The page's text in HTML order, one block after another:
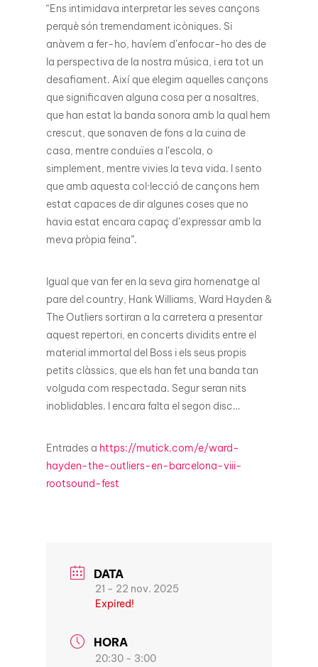
“Ens intimidava interpretar les seves cançons
perquè són tremendament icòniques. Si
anàvem a fer-ho, havíem d’enfocar-ho des de
la perspectiva de la nostra música, i era tot un
desafiament. Així que elegim aquelles cançons
que significaven alguna cosa per a nosaltres,
que han estat la banda sonora amb la qual hem
crescut, que sonaven de fons a la cuina de
casa, mentre conduïes a l’escola, o
simplement, mentre vivies la teva vida. I sento
que amb aquesta col·lecció de cançons hem
estat capaces de dir algunes coses que no
havia estat encara capaç d’expressar amb la
meva pròpia feina”.
Igual que van fer en la seva gira homenatge al
pare del country, Hank Williams, Ward Hayden &
The Outliers sortiran a la carretera a presentar
aquest repertori, en concerts dividits entre el
material immortal del Boss i els seus propis
petits clàssics, que els han fet una banda tan
volguda com respectada. Segur seran nits
inoblidables. I encara falta el segon disc…
Entrades a https://mutick.com/e/ward-
hayden-the-outliers-en-barcelona-viii-
rootsound-fest
DATA
21 - 22 nov. 2025
Expired!
HORA
20:30 - 3:00